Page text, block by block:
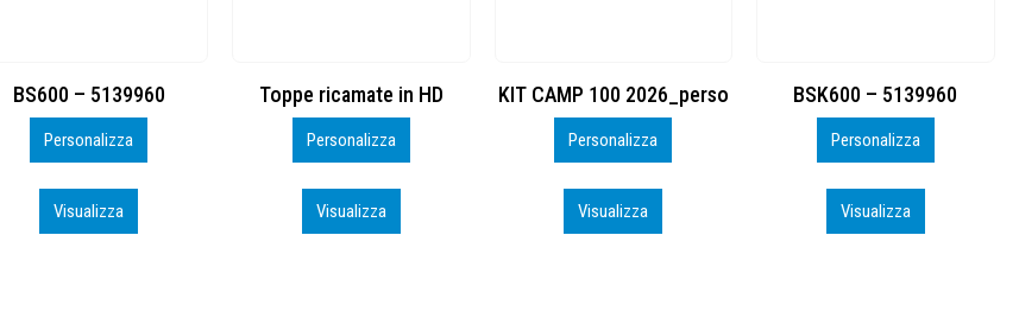
Toppe ricamate in HD
Personalizza
Visualizza
KIT CAMP 100 2026_perso
Personalizza
Visualizza
BSK600 – 5139960
Personalizza
Visualizza
DTF
Personalizza
Visualizza